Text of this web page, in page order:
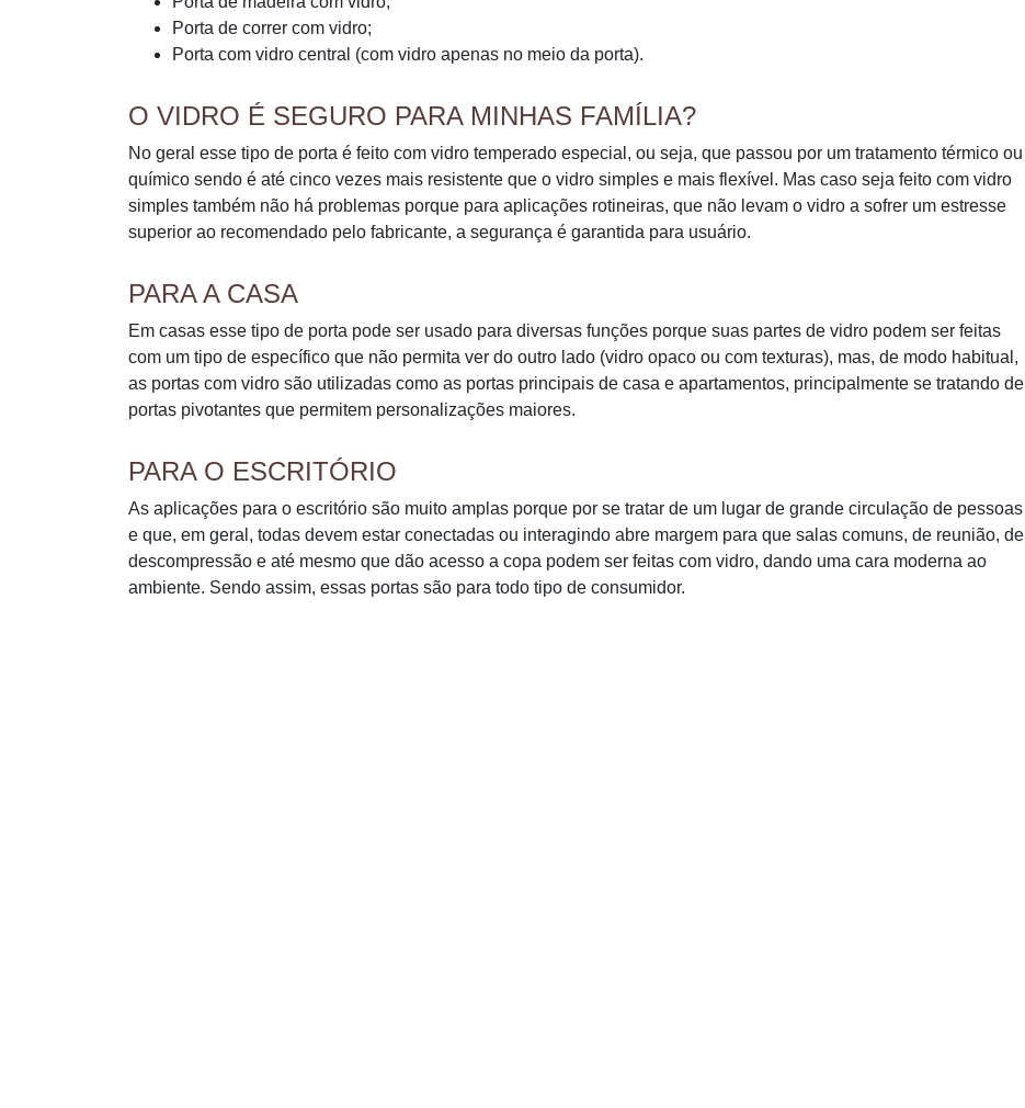
Porta de correr com vidro;
Porta com vidro central (com vidro apenas no meio da porta).
O VIDRO É SEGURO PARA MINHAS FAMÍLIA?
No geral esse tipo de porta é feito com vidro temperado especial, ou seja, que passou por um tratamento térmico ou
químico sendo é até cinco vezes mais resistente que o vidro simples e mais flexível. Mas caso seja feito com vidro
simples também não há problemas porque para aplicações rotineiras, que não levam o vidro a sofrer um estresse
superior ao recomendado pelo fabricante, a segurança é garantida para usuário.
PARA A CASA
Em casas esse tipo de porta pode ser usado para diversas funções porque suas partes de vidro podem ser feitas
com um tipo de específico que não permita ver do outro lado (vidro opaco ou com texturas), mas, de modo habitual,
as portas com vidro são utilizadas como as portas principais de casa e apartamentos, principalmente se tratando de
portas pivotantes que permitem personalizações maiores.
PARA O ESCRITÓRIO
As aplicações para o escritório são muito amplas porque por se tratar de um lugar de grande circulação de pessoas
e que, em geral, todas devem estar conectadas ou interagindo abre margem para que salas comuns, de reunião, de
descompressão e até mesmo que dão acesso a copa podem ser feitas com vidro, dando uma cara moderna ao
ambiente. Sendo assim, essas portas são para todo tipo de consumidor.